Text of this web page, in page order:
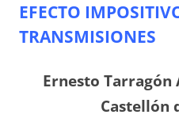
EFECTO
TRANSMISIONES
Ernesto Tarragón
Castellón